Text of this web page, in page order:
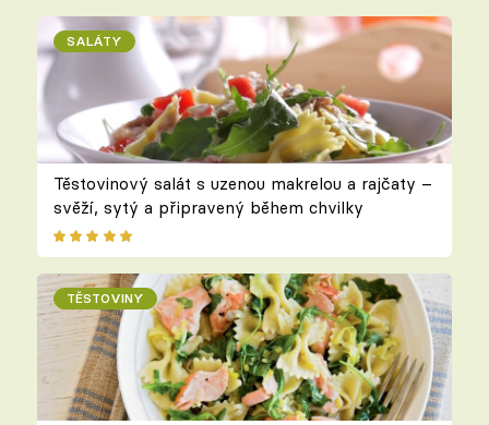
SALÁTY
Těstovinový salát s uzenou makrelou a rajčaty –
svěží, sytý a připravený během chvilky
TĚSTOVINY